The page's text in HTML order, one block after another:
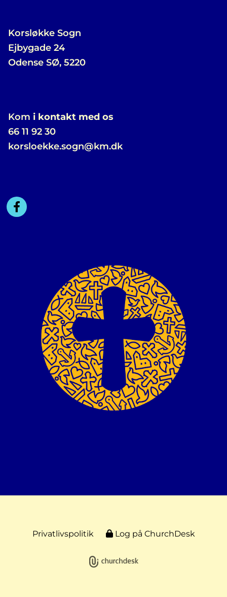
Korsløkke Sogn
Ejbygade 24
Odense SØ, 5220
Kom i kontakt med os
66 11 92 30
korsloekke.sogn@km.dk
Privatlivspolitik Log på ChurchDesk